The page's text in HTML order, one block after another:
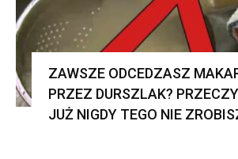
ZAWSZE ODCEDZASZ
PRZEZ DURSZLAK?
JUŻ NIGDY TEGO NIE